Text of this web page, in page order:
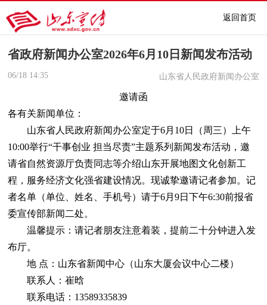
返回首页
省政府新闻办公室2026年6月10日新闻发布活动
06/18 14:35 山东省人民政府新闻办公室
邀请函
各有关新闻单位：
山东省人民政府新闻办公室定于6月10日（周三）上午
10:00举行“干事创业 担当尽责”主题系列新闻发布活动，邀
请省自然资源厅负责同志等介绍山东开展地图文化创新工
程，服务经济文化强省建设情况。现诚挚邀请记者参加。记
者名单（单位、姓名、手机号）请于6月9日下午6:30前报省
委宣传部新闻二处。
温馨提示：请记者朋友注意着装，提前二十分钟进入发
布厅。
地 点：山东省新闻中心（山东大厦会议中心二楼）
联系人：崔晗
联系电话：13589335839